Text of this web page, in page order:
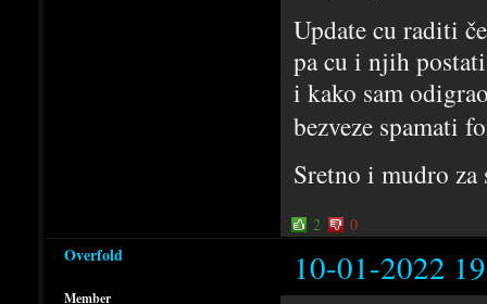
Update cu raditi
pa cu i njih
i kako sam
bezveze spamati
Sretno i mudro
2 0
Overfold 10-01-2022
Member